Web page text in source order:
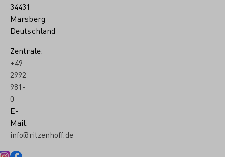
34431
Marsberg
Deutschland
Zentrale:
+49
2992
981-
0
E-
Mail:
info@ritzenhoff.de